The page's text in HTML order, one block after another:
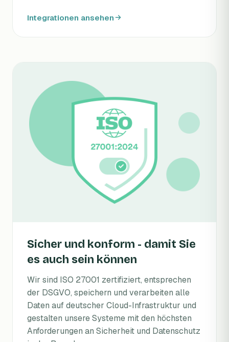
Integrationen ansehen
Sicher und konform - damit Sie
es auch sein können
Wir sind ISO 27001 zertifiziert, entsprechen
der DSGVO, speichern und verarbeiten alle
Daten auf deutscher Cloud-Infrastruktur und
gestalten unsere Systeme mit den höchsten
Anforderungen an Sicherheit und Datenschutz